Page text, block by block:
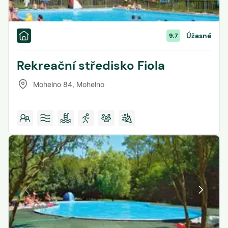
9,7 Úžasné
Rekreační středisko Fiola
Mohelno 84, Mohelno